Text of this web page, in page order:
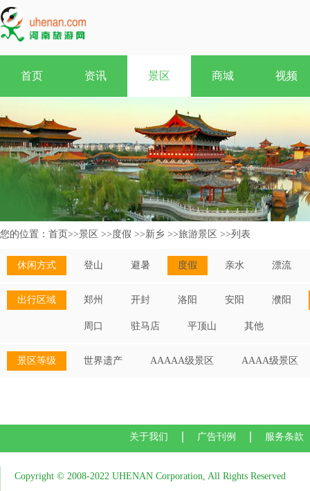
首页 资讯 景区 商城 视频
您的位置： 首页>>景区 >>度假 >>新乡 >>旅游景区 >>列表
休闲方式 登山 避暑 度假 亲水 漂流
出行区域 郑州 开封 洛阳 安阳 濮阳
周口 驻马店 平顶山 其他
景区等级 世界遗产 AAAAA级景区 AAAA级景区
关于我们 广告刊例 服务条款
Copyright © 2008-2022 UHENAN Corporation, All Rights Reserved